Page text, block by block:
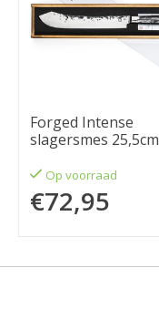
Forged Intense
slagersmes 25,5cm
Op voorraad
€72,95